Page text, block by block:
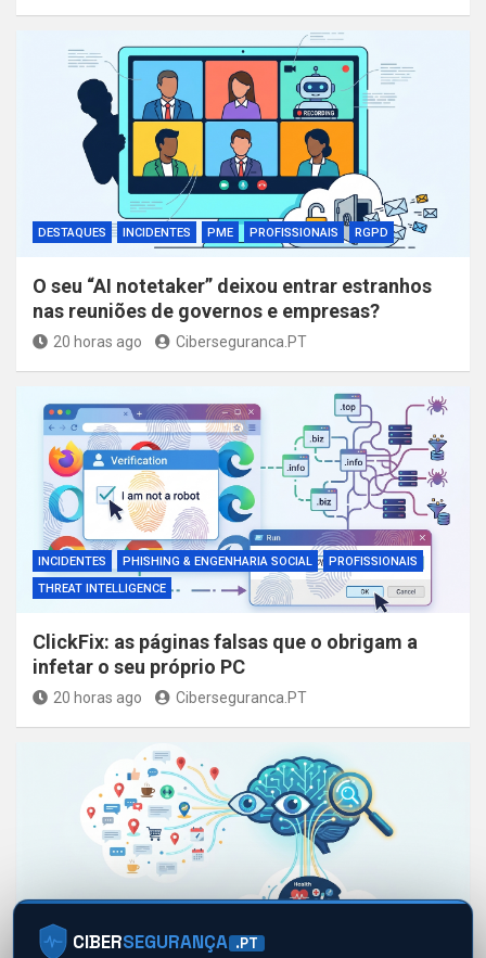
DESTAQUES INCIDENTES PME PROFISSIONAIS RGPD
O seu “AI notetaker” deixou entrar estranhos
nas reuniões de governos e empresas?
20 horas ago Ciberseguranca.PT
INCIDENTES PHISHING & ENGENHARIA SOCIAL
PROFISSIONAIS
THREAT INTELLIGENCE
ClickFix: as páginas falsas que o obrigam a
infetar o seu próprio PC
20 horas ago Ciberseguranca.PT
AI ACT CIDADÃOS DESTAQUES PROFISSIONAIS
CIBERSEGURANÇA .PT